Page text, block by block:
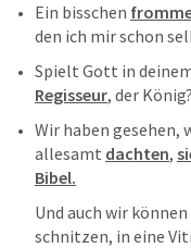
Ein bisschen
den ich mir schon
Spielt Gott in
Regisseur, der König?
Wir haben gesehen,
allesamt dachten,
Bibel.
Und auch wir
schnitzen, in eine